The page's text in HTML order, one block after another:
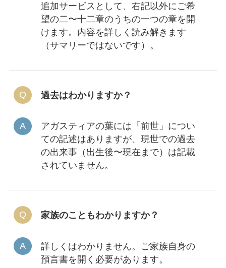
追加サービスとして、右記以外にご希
望の二〜十二章のうちの一つの章を開
けます。内容を詳しく読み解きます
（サマリーではないです）。
過去はわかりますか？
アガスティアの葉には「前世」につい
ての記述はありますが、現世での過去
の出来事（出生後〜現在まで）は記載
されていません。
家族のこともわかりますか？
詳しくはわかりません。ご家族自身の
預言書を開く必要があります。